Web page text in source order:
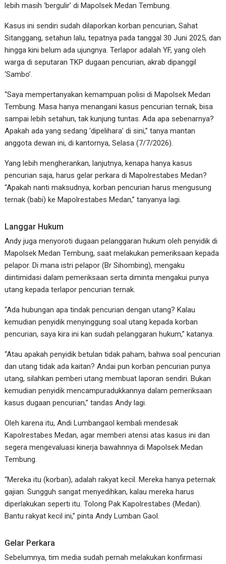
lebih masih ‘bergulir’ di Mapolsek Medan Tembung.
Kasus ini sendiri sudah dilaporkan korban pencurian, Sahat
Sitanggang, setahun lalu, tepatnya pada tanggal 30 Juni 2025, dan
hingga kini belum ada ujungnya. Terlapor adalah YF, yang oleh
warga di seputaran TKP dugaan pencurian, akrab dipanggil
‘Sambo’.
“Saya mempertanyakan kemampuan polisi di Mapolsek Medan
Tembung. Masa hanya menangani kasus pencurian ternak, bisa
sampai lebih setahun, tak kunjung tuntas. Ada apa sebenarnya?
Apakah ada yang sedang ‘dipelihara’ di sini,” tanya mantan
anggota dewan ini, di kantornya, Selasa (7/7/2026).
Yang lebih mengherankan, lanjutnya, kenapa hanya kasus
pencurian saja, harus gelar perkara di Mapolrestabes Medan?
“Apakah nanti maksudnya, korban pencurian harus mengusung
ternak (babi) ke Mapolrestabes Medan,” tanyanya lagi.
Langgar Hukum
Andy juga menyoroti dugaan pelanggaran hukum oleh penyidik di
Mapolsek Medan Tembung, saat melakukan pemeriksaan kepada
pelapor. Di mana istri pelapor (Br Sihombing), mengaku
diintimidasi dalam pemeriksaan serta diminta mengakui punya
utang kepada terlapor pencurian ternak.
“Ada hubungan apa tindak pencurian dengan utang? Kalau
kemudian penyidik menyinggung soal utang kepada korban
pencurian, saya kira ini kan sudah pelanggaran hukum,” katanya.
“Atau apakah penyidik betulan tidak paham, bahwa soal pencurian
dan utang tidak ada kaitan? Andai pun korban pencurian punya
utang, silahkan pemberi utang membuat laporan sendiri. Bukan
kemudian penyidik mencampuradukkannya dalam pemeriksaan
kasus dugaan pencurian,” tandas Andy lagi.
Oleh karena itu, Andi Lumbangaol kembali mendesak
Kapolrestabes Medan, agar memberi atensi atas kasus ini dan
segera mengevaluasi kinerja bawahnnya di Mapolsek Medan
Tembung.
“Mereka itu (korban), adalah rakyat kecil. Mereka hanya peternak
gajian. Sungguh sangat menyedihkan, kalau mereka harus
diperlakukan seperti itu. Tolong Pak Kapolrestabes (Medan).
Bantu rakyat kecil ini,” pinta Andy Lumban Gaol.
Gelar Perkara
Sebelumnya, tim media sudah pernah melakukan konfirmasi